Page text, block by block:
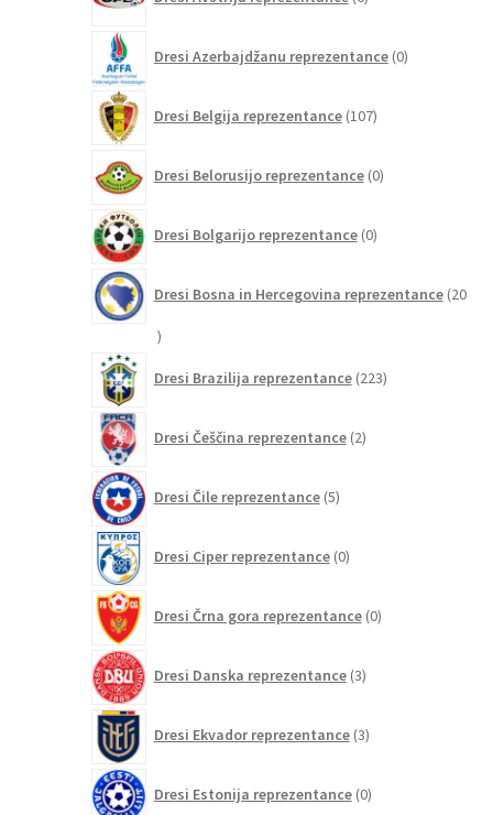
izdelkov
Dresi Azerbajdžanu reprezentance 0izdelkov
Dresi Belgija reprezentance 107izdelkov
Dresi Belorusijo reprezentance 0izdelkov
Dresi Bolgarijo reprezentance 0izdelkov
Dresi Bosna in Hercegovina reprezentance 20
20
Dresi Brazilija reprezentance 223izdelkov
Dresi Češčina reprezentance 2izdelka
Dresi Čile reprezentance 5izdelkov
Dresi Ciper reprezentance 0izdelkov
Dresi Črna gora reprezentance 0izdelkov
Dresi Danska reprezentance 3izdelki
Dresi Ekvador reprezentance 3izdelki
Dresi Estonija reprezentance 0izdelkov